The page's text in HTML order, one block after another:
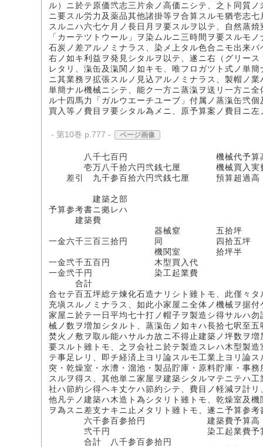
ル）ニ於テ原価弐志三片余ノ高価ニシテ、之ト同質
ニ要スル労力及薬品其他諸掛等ヲ合算スルモ猶壱志
スルニハ六七ケ月ノ長日月ヲ要スルヲ以テ、自然蒸
「カーテツトウール」ヲ染ムルニ三時間ヲ要スルモ
石炭ノ差アルノミナラス、染メ上タル色合ニモ出来バ
右ノ如キ利益ヲ発見シタルヲ以テ、遂ニ右（グリー
レタリ、滊缶及滊関ノ如キモ、唯フロガツト式ノ単
ニ其業務ヲ拡張スルノ見込アルノミナラス、製帽ノ
単簡ナル機械ニシテ、能ク一方ニ蒸滊ヲ送リ一方ニ
ル十四馬力「ガルウエーチユーブ」付属ノ蒸滊缶弐
買入等ノ費目ヲ要シタル為メニ、原予算案ノ費目ニ
- 第10巻 p.777 - ページ画像
八千七百円 機械代予算
壱万八千拾六円弐銭七厘 機械買入実
差引 九千参百拾六円弐銭七厘 預算超過高
建築之部
予算参考書ニ拠レハ
建築費
器械窒 五拾坪 壱
一金六千三百三拾円 同 四拾五坪
機関室 拾坪半 壱
一金弐千五百円 木型買入代
一金弐千円 染工起業費
合計
合セテ百五坪総テ煉化石造ナリシト雖トモ、此僅々
充塡スルノミナラス、如此小家屋ニ全体ノ機械ヲ据
家屋ニ於テ一日平均七十打ノ帽子ヲ製造シ得サルハ
械ノ数ヲ増加シタルト、蒸滊缶ノ如キハ長拾七呎至
焚火ノ敷ヲ取ル能ハサルカ故ニ不得止建築ノ坪数ヲ
要スルト雖トモ、之ヲ会社ニ於テ製造スレハ木型製
テ事足レリ、即チ経済上ヨリ論スルモ工業上ヨリ論
突・乾燥室・水漕・溜池・製品貯庫・原料貯庫・事
スルヲ得ス、其他単ニ家屋ヲ建築シタルマテニテハ
社ハ節約シ得ヘキ丈ケハ節約シテ、費目ノ軽減ヲ計
他凡テノ建築ハ木造ト為シタリト雖トモ、乾燥室及
ヲ為スニ差支ナキニ止メタリト雖トモ、遂ニ予算参
六千参百参拾円 建築費予算高
弐千円 染工起業費予算
合計 八千参百参拾円